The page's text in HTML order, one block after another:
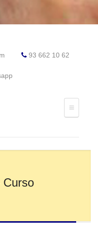
93 662 10 62
Curso